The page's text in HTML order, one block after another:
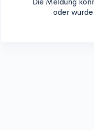
oder